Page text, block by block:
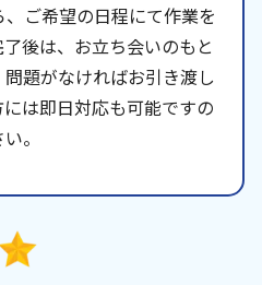
ご希望の日程にて作業を
後は、お立ち会いのもと
題がなければお引き渡し
は即日対応も可能ですの
。